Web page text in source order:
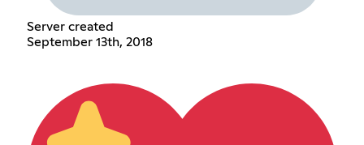
Server created
September 13th, 2018